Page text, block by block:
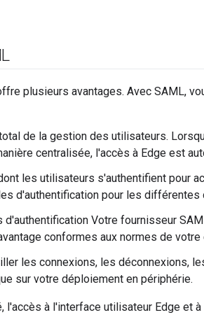
plusieurs avantages. Avec SAML,
de la gestion des utilisateurs.
centralisée, l'accès à Edge est
les utilisateurs s'authentifient pour
d'authentification pour les différentes
d'authentification Votre fournisseur
conformes aux normes de votre
les connexions, les déconnexions,
sur votre déploiement en périphérie.
l'accès à l'interface utilisateur Edge et